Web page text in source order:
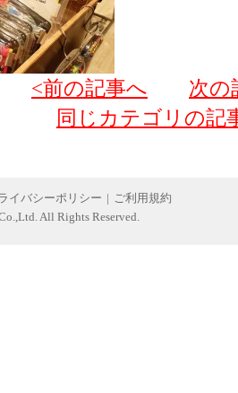
<前の記事へ
次の
同じカテゴリの記
イバシーポリシー | ご利用規約
All Rights Reserved.